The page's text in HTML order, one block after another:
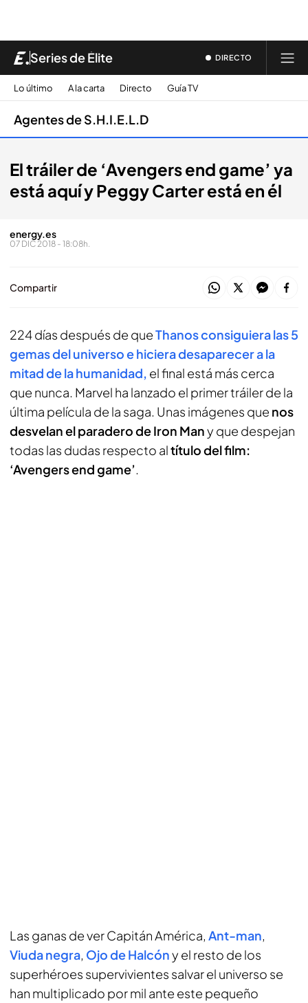
Series de Élite DIRECTO
Lo último A la carta Directo Guía TV
Agentes de S.H.I.E.L.D
El tráiler de ‘Avengers end game’ ya
está aquí y Peggy Carter está en él
energy.es
07 DIC 2018 - 18:08h.
Compartir
224 días después de queThanos consiguiera las 5
gemas del universo e hiciera desaparecer a la
mitad de la humanidad, el final está más cerca
que nunca. Marvel ha lanzado el primer tráiler de la
última película de la saga. Unas imágenes que nos
desvelan el paradero de Iron Many que despejan
todas las dudas respecto altítulo del film:
‘Avengers end game’.
Las ganas de ver Capitán América, Ant-man,
Viuda negra, Ojo de Halcóny el resto de los
superhéroes supervivientes salvar el universo se
han multiplicado por mil ante este pequeño